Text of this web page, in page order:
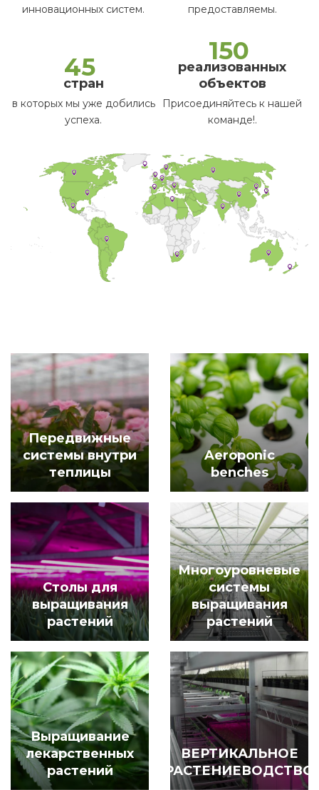
инновационных систем.
предоставляемы.
45
стран
в которых мы уже добились
успеха.
150
реализованных
объектов
Присоединяйтесь к нашей
команде!.
Передвижные
системы внутри
теплицы
Aeroponic
benches
Столы для
выращивания
растений
Многоуровневые
системы
выращивания
растений
Выращивание
лекарственных
растений
ВЕРТИКАЛЬНОЕ
РАСТЕНИЕВОДСТВО